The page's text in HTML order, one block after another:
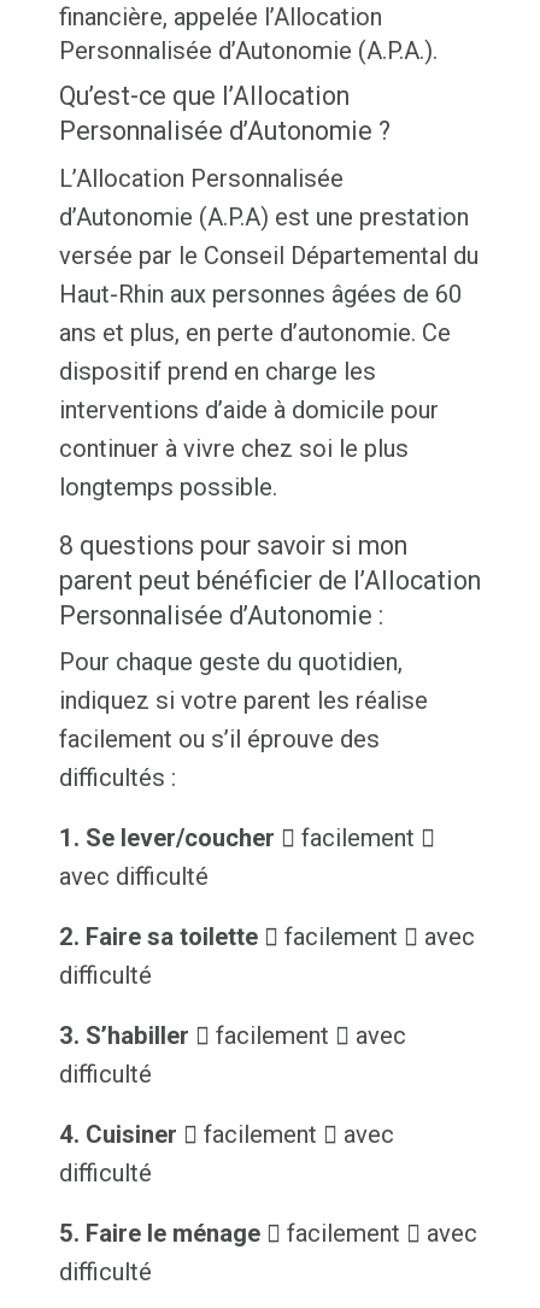
financière, appelée l’Allocation
Personnalisée d’Autonomie (A.P.A.).
Qu’est-ce que l’Allocation
Personnalisée d’Autonomie ?
L’Allocation Personnalisée
d’Autonomie (A.P.A) est une prestation
versée par le Conseil Départemental du
Haut-Rhin aux personnes âgées de 60
ans et plus, en perte d’autonomie. Ce
dispositif prend en charge les
interventions d’aide à domicile pour
continuer à vivre chez soi le plus
longtemps possible.
8 questions pour savoir si mon
parent peut bénéficier de l’Allocation
Personnalisée d’Autonomie :
Pour chaque geste du quotidien,
indiquez si votre parent les réalise
facilement ou s’il éprouve des
difficultés :
1. Se lever/coucher  facilement 
avec difficulté
2. Faire sa toilette facilement  avec
difficulté
3. S’habiller  facilement  avec
difficulté
4. Cuisiner  facilement  avec
difficulté
5. Faire le ménage facilement  avec
difficulté